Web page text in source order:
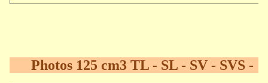
Photos 125 cm3 TL - SL - SV - SVS -